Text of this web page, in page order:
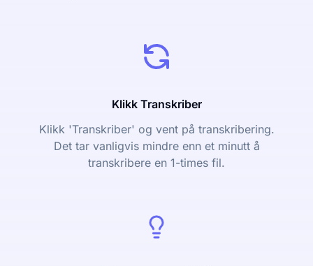
Klikk Transkriber
Klikk 'Transkriber' og vent på transkribering.
Det tar vanligvis mindre enn et minutt å
transkribere en 1-times fil.